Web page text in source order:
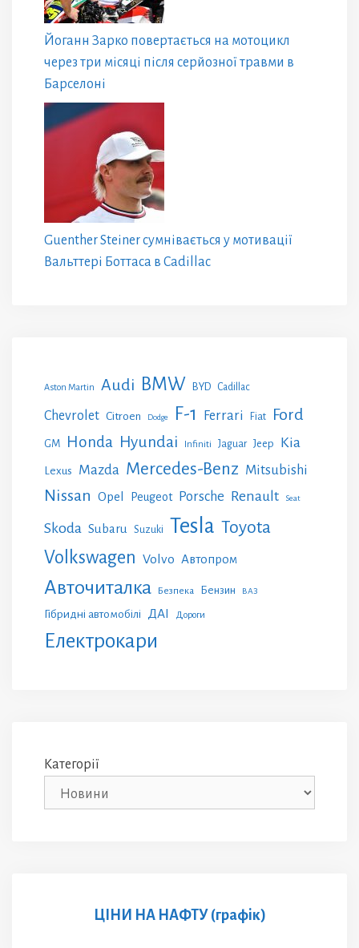
Йоганн Зарко повертається на мотоцикл
через три місяці після серйозної травми в
Барселоні
Guenther Steiner сумнівається у мотивації
Вальттері Боттаса в Cadillac
Aston Martin Audi BMW BYD Cadillac
Chevrolet Citroen Dodge F-1 Ferrari Fiat Ford
GM Honda Hyundai Infiniti Jaguar Jeep Kia
Lexus Mazda Mercedes-Benz Mitsubishi
Nissan Opel Peugeot Porsche Renault Seat
Skoda Subaru Suzuki Tesla Toyota
Volkswagen Volvo Автопром
Авточиталка Безпека Бензин ВАЗ
Гібридні автомобілі ДАІ Дороги
Електрокари
Категорії
ЦІНИ НА НАФТУ (графік)